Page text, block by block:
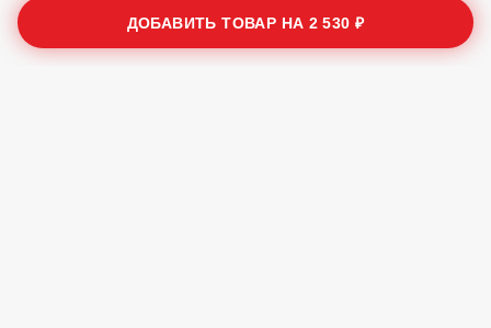
ДОБАВИТЬ ТОВАР НА 2 530 ₽